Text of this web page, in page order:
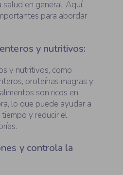
en general. Aquí
para abordar
y nutritivos:
y nutritivos, como
proteínas magras y
son ricos en
lo que puede ayudar a
y reducir el
y controla la